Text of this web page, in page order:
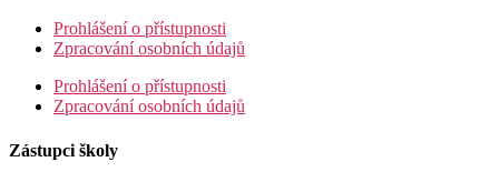
Prohlášení o přístupnosti
Zpracování osobních údajů
Prohlášení o přístupnosti
Zpracování osobních údajů
Zástupci školy